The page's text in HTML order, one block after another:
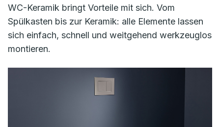
WC-Keramik bringt Vorteile mit sich. Vom
Spülkasten bis zur Keramik: alle Elemente lassen
sich einfach, schnell und weitgehend werkzeuglos
montieren.